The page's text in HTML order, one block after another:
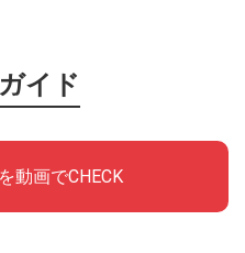
イド
動画でCHECK